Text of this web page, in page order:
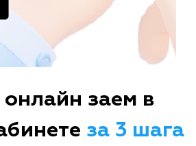
заем в
за 3 шага